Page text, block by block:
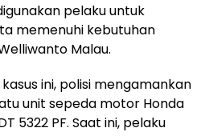
pelaku untuk
memenuhi kebutuhan
Malau.
ini, polisi mengamankan
unit sepeda motor Honda
5322 PF. Saat ini, pelaku